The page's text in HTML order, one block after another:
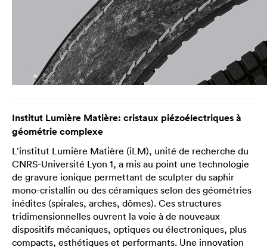
Institut Lumière Matière: cristaux piézoélectriques à
géométrie complexe
L’institut Lumière Matière (iLM), unité de recherche du
CNRS-Université Lyon 1, a mis au point une technologie
de gravure ionique permettant de sculpter du saphir
mono-cristallin ou des céramiques selon des géométries
inédites (spirales, arches, dômes). Ces structures
tridimensionnelles ouvrent la voie à de nouveaux
dispositifs mécaniques, optiques ou électroniques, plus
compacts, esthétiques et performants. Une innovation